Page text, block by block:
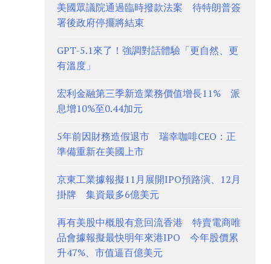
美國眾議院通過臨時撥款法案 待特朗普簽
署後政府停擺將結束
GPT-5.1來了！強調對話體驗「更自然、更
有溫度」
宏利金融第三季新造業務價值增長11% 派
息增10%至0.44加元
5年前因財務造假退市 瑞幸咖啡CEO：正
準備重新在美國上市
京東工業據報擬11月展開IPO預路演、12月
掛牌 集資最多6億美元
再有美股中概股有意回流香港 特賣電商唯
品會據報擬最快明年來港IPO 今年股價累
升47%、市值逼百億美元